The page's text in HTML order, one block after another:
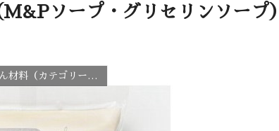
ソープ・グリセリンソープ）
手作りコスメ材料 手作り石けん材料（カテゴリー一覧）